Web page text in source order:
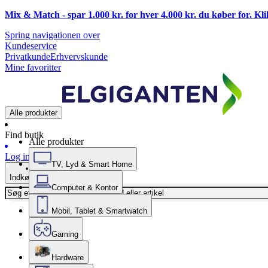
Mix & Match - spar 1.000 kr. for hver 4.000 kr. du køber for.
Spring navigationen over
Kundeservice
PrivatkundeErhvervskunde
Mine favoritter
Alle produkter
Find butik
Log ind
Indkøbskurv
Alle produkter
TV, Lyd & Smart Home
Computer & Kontor
Mobil, Tablet & Smartwatch
Gaming
Hardware